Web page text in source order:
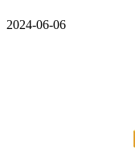
2024-06-06